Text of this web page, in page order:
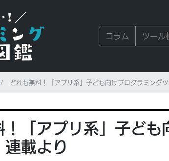
コラム ツール
どれも無料！「アプリ系」子ども向けプログラミング
！「アプリ系」子ど
連載より